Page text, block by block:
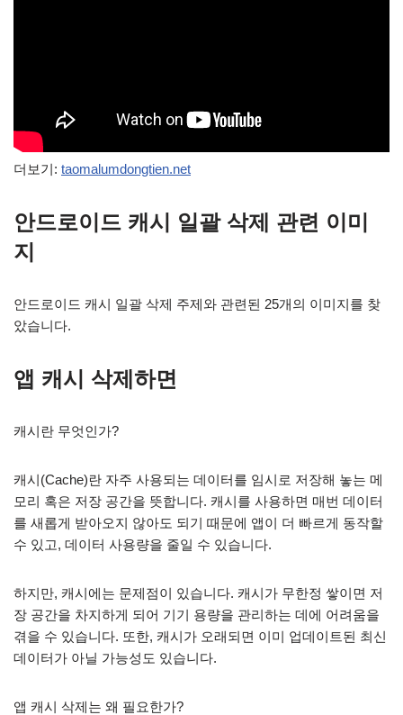
더보기: taomalumdongtien.net
안드로이드 캐시 일괄 삭제 관련 이미
지
안드로이드 캐시 일괄 삭제 주제와 관련된 25개의 이미지를 찾
았습니다.
앱 캐시 삭제하면
캐시란 무엇인가?
캐시(Cache)란 자주 사용되는 데이터를 임시로 저장해 놓는 메
모리 혹은 저장 공간을 뜻합니다. 캐시를 사용하면 매번 데이터
를 새롭게 받아오지 않아도 되기 때문에 앱이 더 빠르게 동작할
수 있고, 데이터 사용량을 줄일 수 있습니다.
하지만, 캐시에는 문제점이 있습니다. 캐시가 무한정 쌓이면 저
장 공간을 차지하게 되어 기기 용량을 관리하는 데에 어려움을
겪을 수 있습니다. 또한, 캐시가 오래되면 이미 업데이트된 최신
데이터가 아닐 가능성도 있습니다.
앱 캐시 삭제는 왜 필요한가?